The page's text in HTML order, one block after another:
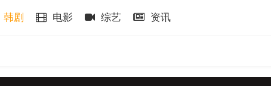
韩剧 电影 综艺 资讯